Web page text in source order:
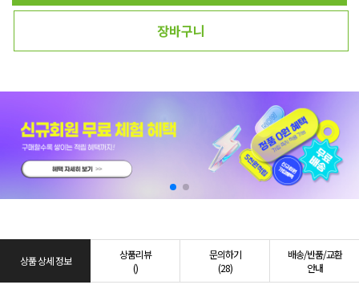
장바구니
상품 상세 정보
상품리뷰
()
문의하기
(28)
배송/반품/교환
안내